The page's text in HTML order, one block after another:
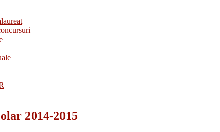
2014-2015